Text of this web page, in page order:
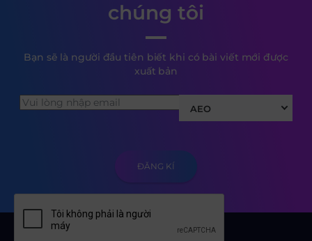
chúng tôi
Bạn sẽ là người đầu tiên biết khi có bài viết mới được
xuất bản
AEO